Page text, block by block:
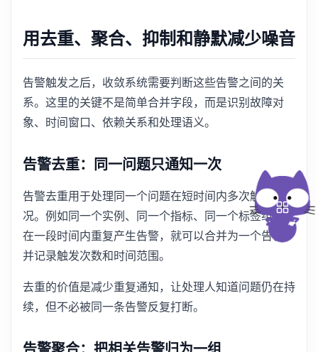
用去重、聚合、抑制和静默减少噪音
告警触发之后，收敛系统需要判断这些告警之间的关
系。这里的关键不是简单合并字段，而是识别故障对
象、时间窗口、依赖关系和处理语义。
告警去重：同一问题只通知一次
告警去重用于处理同一个问题在短时间内多次触发的情
况。例如同一个实例、同一个指标、同一个标签组合，
在一段时间内重复产生告警，就可以合并为一个告警，
并记录触发次数和时间范围。
去重的价值是减少重复通知，让处理人知道问题仍在持
续，但不必被同一条告警反复打断。